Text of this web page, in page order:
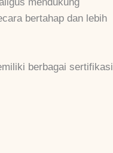
bertahap dan lebih
berbagai sertifikasi